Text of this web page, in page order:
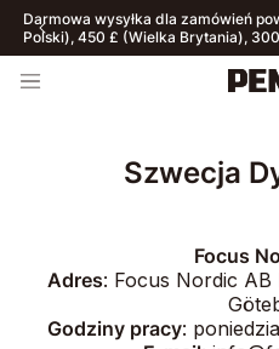
Darmowa wysyłka dla zamówień
Polski), 450 £ (Wielka Brytania), 300
Szwecja
Focus
Adres: Focus Nordic
Godziny pracy: